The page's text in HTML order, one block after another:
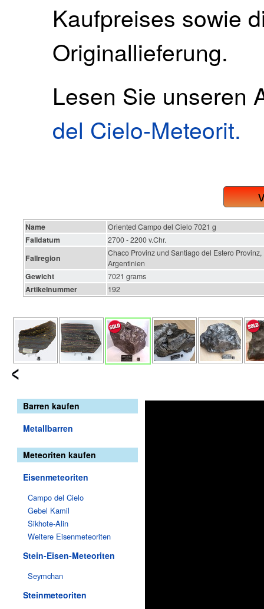
Kaufpreises sowie
Originallieferung.
Lesen Sie unseren
del Cielo-Meteorit.
Name Oriented Campo del Cielo 7021 g
Falldatum 2700 - 2200 v.Chr.
Fallregion
Chaco Provinz und Santiago del Estero Provinz,
Argentinien
Gewicht 7021 grams
Artikelnummer 192
Barren kaufen
Metallbarren
Meteoriten kaufen
Eisenmeteoriten
Campo del Cielo
Gebel Kamil
Sikhote-Alin
Weitere Eisenmeteoriten
Stein-Eisen-Meteoriten
Seymchan
Steinmeteoriten